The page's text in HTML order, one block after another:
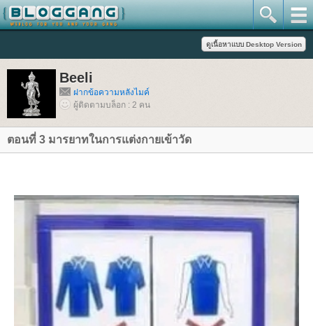
Beeli
ฝากข้อความหลังไมค์
ผู้ติดตามบล็อก : 2 คน
ตอนที่ 3 มารยาทในการแต่งกายเข้าวัด